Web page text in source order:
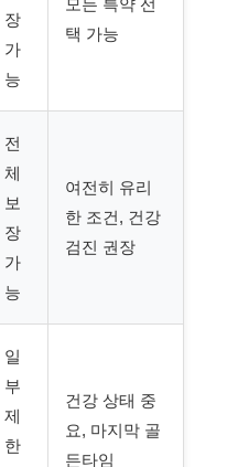
장
가
능
모든 특약 선
택 가능
전
체
보
장
가
능
여전히 유리
한 조건, 건강
검진 권장
일
부
제
한
건강 상태 중
요, 마지막 골
든타임